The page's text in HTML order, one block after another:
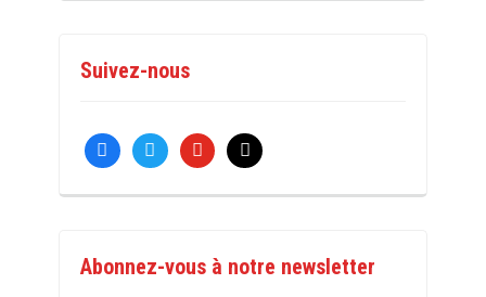
Suivez-nous
facebooktwitteryoutubemail
Abonnez-vous à notre newsletter